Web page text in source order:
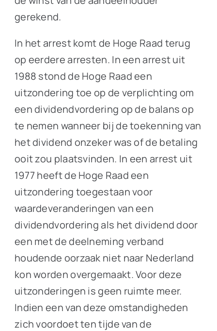
gerekend.
In het arrest komt de Hoge Raad terug
op eerdere arresten. In een arrest uit
1988 stond de Hoge Raad een
uitzondering toe op de verplichting om
een dividendvordering op de balans op
te nemen wanneer bij de toekenning van
het dividend onzeker was of de betaling
ooit zou plaatsvinden. In een arrest uit
1977 heeft de Hoge Raad een
uitzondering toegestaan voor
waardeveranderingen van een
dividendvordering als het dividend door
een met de deelneming verband
houdende oorzaak niet naar Nederland
kon worden overgemaakt. Voor deze
uitzonderingen is geen ruimte meer.
Indien een van deze omstandigheden
zich voordoet ten tijde van de